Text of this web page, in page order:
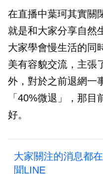
在直播中葉珂其實關
就是和大家分享自然
大家學會慢生活的同
美有容貌交流，主張
外，對於之前退網一
「40%微退」，那
好。
大家關注的消息都
聞LINE